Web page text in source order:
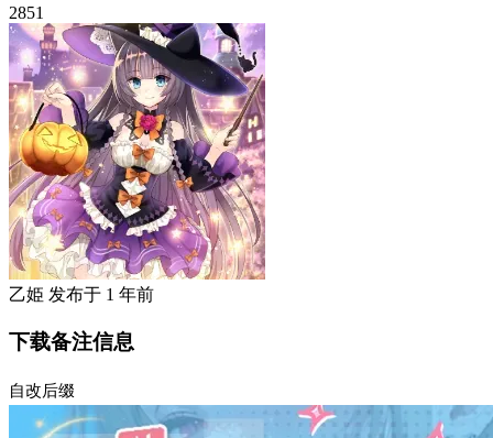
2851
乙姫 发布于 1 年前
下载备注信息
自改后缀